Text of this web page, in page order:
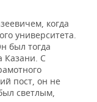
когда
университета.
был тогда
Казани. С
пост, он не
светлым,